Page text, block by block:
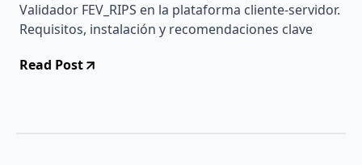
Validador FEV_RIPS en la plataforma cliente-servidor.
Requisitos, instalación y recomendaciones clave
Read Post